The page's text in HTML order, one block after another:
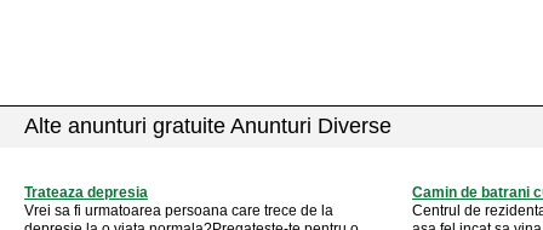
Alte anunturi gratuite Anunturi Diverse
Trateaza depresia
Vrei sa fi urmatoarea persoana care trece de la
Camin de batrani
Centrul de